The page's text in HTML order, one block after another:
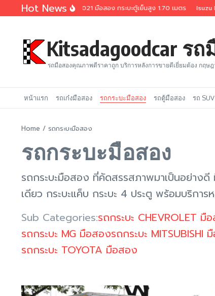
Skip to content
Hot News
D-Max 1.9 Spark B 2021 มือสอง กระบะตู้เย็นสูง 1.70 เมตร Isuzu D-
Kitsadagoodcar
รถมือสองคุณภาพดีราคาถูก บริการหลังการขายดีเยี่ยมต้อง กฤษ
หน้าแรก รถเก๋งมือสอง รถกระบะมือสอง รถตู้มือสอง รถ
Home / รถกระบะมือสอง
รถกระบะมือสอง
รถกระบะมือสอง ที่คัดสรรสภาพมาเป็นอย่างดี
เดียว กระบะแค็บ กระบะ 4 ประตู พร้อมบริการ
Sub Categories:รถกระบะ CHEVROLET มื
รถกระบะ MG มือสองรถกระบะ MITSUBISHI
รถกระบะ TOYOTA มือสอง